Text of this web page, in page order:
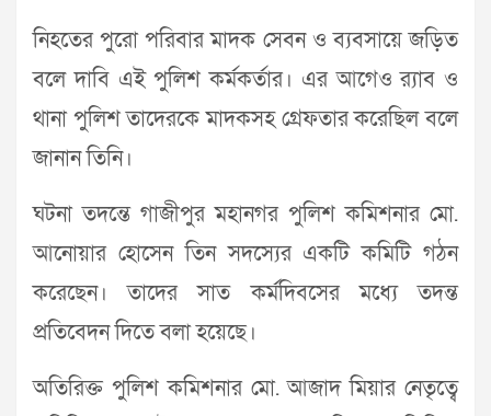
নিহতের পুরো পরিবার মাদক সেবন ও ব্যবসায়ে জড়িত
বলে দাবি এই পুলিশ কর্মকর্তার। এর আগেও র‌্যাব ও
থানা পুলিশ তাদেরকে মাদকসহ গ্রেফতার করেছিল বলে
জানান তিনি।
ঘটনা তদন্তে গাজীপুর মহানগর পুলিশ কমিশনার মো.
আনোয়ার হোসেন তিন সদস্যের একটি কমিটি গঠন
করেছেন। তাদের সাত কর্মদিবসের মধ্যে তদন্ত
প্রতিবেদন দিতে বলা হয়েছে।
অতিরিক্ত পুলিশ কমিশনার মো. আজাদ মিয়ার নেতৃত্বে